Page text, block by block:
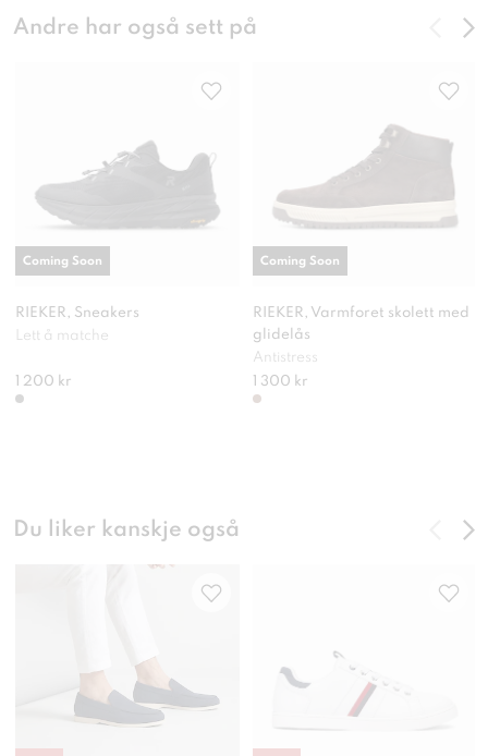
Andre har også sett på
RIEKER, Sneakers
Lett å matche
1 200 kr
Coming Soon
RIEKER, Varmforet skolett med
glidelås
Antistress
1 300 kr
Coming Soon
Du liker kanskje også